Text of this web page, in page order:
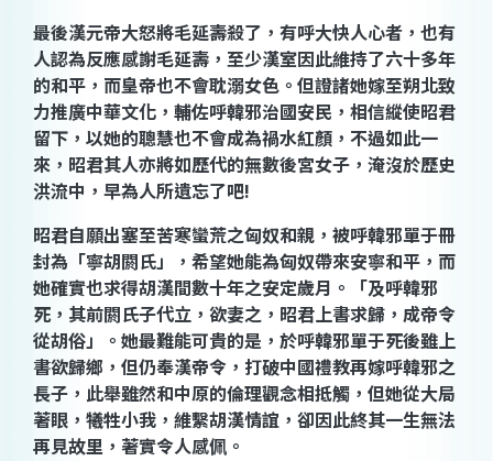
最後漢元帝大怒將毛延壽殺了，有呼大快人心者，也有
人認為反應感謝毛延壽，至少漢室因此維持了六十多年
的和平，而皇帝也不會耽溺女色。但證諸她嫁至朔北致
力推廣中華文化，輔佐呼韓邪治國安民，相信縱使昭君
留下，以她的聰慧也不會成為禍水紅顏，不過如此一
來，昭君其人亦將如歷代的無數後宮女子，淹沒於歷史
洪流中，早為人所遺忘了吧!
昭君自願出塞至苦寒蠻荒之匈奴和親，被呼韓邪單于冊
封為「寧胡閼氏」，希望她能為匈奴帶來安寧和平，而
她確實也求得胡漢間數十年之安定歲月。「及呼韓邪
死，其前閼氏子代立，欲妻之，昭君上書求歸，成帝令
從胡俗」。她最難能可貴的是，於呼韓邪單于死後雖上
書欲歸鄉，但仍奉漢帝令，打破中國禮教再嫁呼韓邪之
長子，此舉雖然和中原的倫理觀念相抵觸，但她從大局
著眼，犧牲小我，維繫胡漢情誼，卻因此終其一生無法
再見故里，著實令人感佩。